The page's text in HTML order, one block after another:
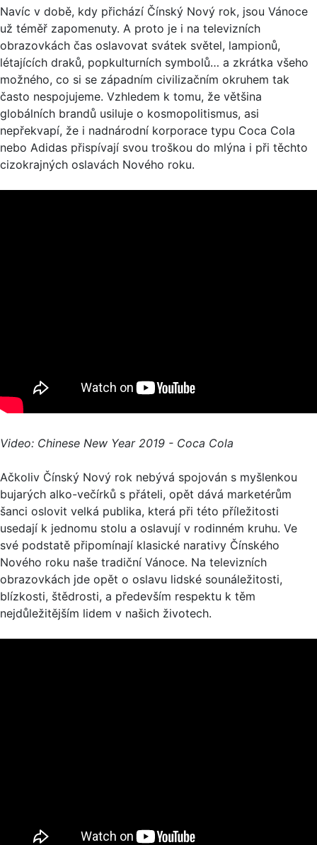
Navíc v době, kdy přichází Čínský Nový rok, jsou Vánoce
už téměř zapomenuty. A proto je i na televizních
obrazovkách čas oslavovat svátek světel, lampionů,
létajících draků, popkulturních symbolů… a zkrátka všeho
možného, co si se západním civilizačním okruhem tak
často nespojujeme. Vzhledem k tomu, že většina
globálních brandů usiluje o kosmopolitismus, asi
nepřekvapí, že i nadnárodní korporace typu Coca Cola
nebo Adidas přispívají svou troškou do mlýna i při těchto
cizokrajných oslavách Nového roku.
Video: Chinese New Year 2019 - Coca Cola
Ačkoliv Čínský Nový rok nebývá spojován s myšlenkou
bujarých alko-večírků s přáteli, opět dává marketérům
šanci oslovit velká publika, která při této příležitosti
usedají k jednomu stolu a oslavují v rodinném kruhu. Ve
své podstatě připomínají klasické narativy Čínského
Nového roku naše tradiční Vánoce. Na televizních
obrazovkách jde opět o oslavu lidské sounáležitosti,
blízkosti, štědrosti, a především respektu k těm
nejdůležitějším lidem v našich životech.